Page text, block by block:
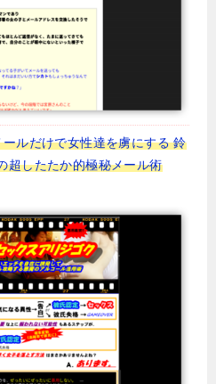
ルだけで女性達を虜にする 鈴
超したたか的極秘メール術